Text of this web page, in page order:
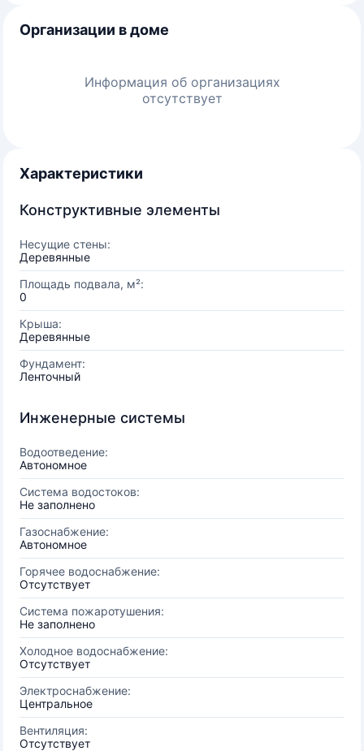
Организации в доме
Информация об организациях
отсутствует
Характеристики
Конструктивные элементы
Несущие стены:
Деревянные
Площадь подвала, м²:
0
Крыша:
Деревянные
Фундамент:
Ленточный
Инженерные системы
Водоотведение:
Автономное
Система водостоков:
Не заполнено
Газоснабжение:
Автономное
Горячее водоснабжение:
Отсутствует
Система пожаротушения:
Не заполнено
Холодное водоснабжение:
Отсутствует
Электроснабжение:
Центральное
Вентиляция:
Отсутствует